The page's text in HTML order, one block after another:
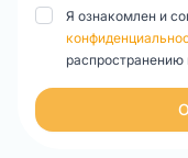
Я ознакомлен и
распространению